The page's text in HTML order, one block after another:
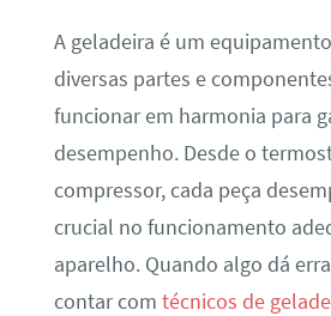
A geladeira é um
diversas partes e
funcionar em harmonia para
desempenho. Desde o
compressor, cada peça
crucial no funcionamento
aparelho. Quando algo dá
contar com técnicos de